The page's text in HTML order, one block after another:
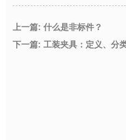
上一篇: 什么是非标件？
下一篇: 工装夹具：定义、分